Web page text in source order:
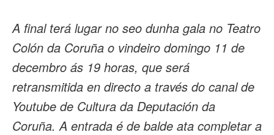
A final terá lugar no seo dunha gala no Teatro
Colón da Coruña o vindeiro domingo 11 de
decembro ás 19 horas, que será
retransmitida en directo a través do canal de
Youtube de Cultura da Deputación da
Coruña. A entrada é de balde ata completar a